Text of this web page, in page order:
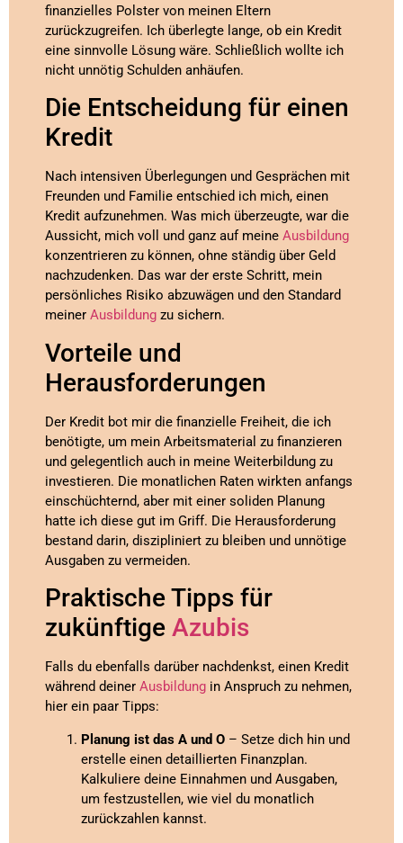
finanzielles Polster von meinen Eltern
zurückzugreifen. Ich überlegte lange, ob ein Kredit
eine sinnvolle Lösung wäre. Schließlich wollte ich
nicht unnötig Schulden anhäufen.
Die Entscheidung für einen
Kredit
Nach intensiven Überlegungen und Gesprächen mit
Freunden und Familie entschied ich mich, einen
Kredit aufzunehmen. Was mich überzeugte, war die
Aussicht, mich voll und ganz auf meine Ausbildung
konzentrieren zu können, ohne ständig über Geld
nachzudenken. Das war der erste Schritt, mein
persönliches Risiko abzuwägen und den Standard
meiner Ausbildung zu sichern.
Vorteile und
Herausforderungen
Der Kredit bot mir die finanzielle Freiheit, die ich
benötigte, um mein Arbeitsmaterial zu finanzieren
und gelegentlich auch in meine Weiterbildung zu
investieren. Die monatlichen Raten wirkten anfangs
einschüchternd, aber mit einer soliden Planung
hatte ich diese gut im Griff. Die Herausforderung
bestand darin, diszipliniert zu bleiben und unnötige
Ausgaben zu vermeiden.
Praktische Tipps für
zukünftige Azubis
Falls du ebenfalls darüber nachdenkst, einen Kredit
während deiner Ausbildung in Anspruch zu nehmen,
hier ein paar Tipps:
Planung ist das A und O – Setze dich hin und
erstelle einen detaillierten Finanzplan.
Kalkuliere deine Einnahmen und Ausgaben,
um festzustellen, wie viel du monatlich
zurückzahlen kannst.